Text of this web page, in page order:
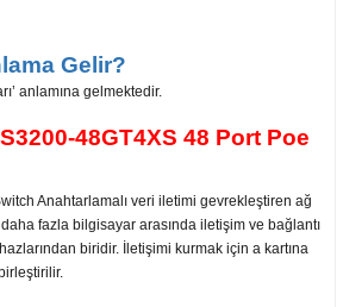
Gelir?
anlamına gelmektedir.
48GT4XS 48 Port Poe
Anahtarlamalı veri iletimi gevrekleştiren ağ
daha fazla bilgisayar arasında iletişim ve bağlantı
biridir. İletişimi kurmak için a kartına